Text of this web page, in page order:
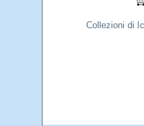
Collezioni di